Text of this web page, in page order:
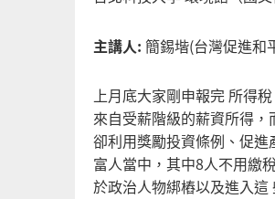
主講人: 簡錫堦(台灣促進和
上月底大家剛申報完 所得
來自受薪階級的薪資所得
卻利用獎勵投資條例、促
富人當中，其中8人不用繳
於政治人物綁樁以及進入這